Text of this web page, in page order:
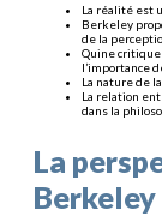
La réalité est
Berkeley
de la
Quine
l’importance
La nature de
La relation
dans la
La